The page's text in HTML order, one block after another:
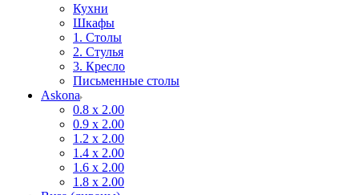
Кухни
Шкафы
1. Столы
2. Стулья
3. Кресло
Письменные столы
Askona
0.8 х 2.00
0.9 х 2.00
1.2 х 2.00
1.4 х 2.00
1.6 х 2.00
1.8 х 2.00